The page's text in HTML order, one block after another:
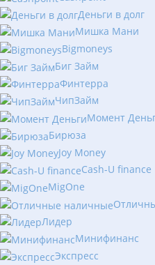
Деньги в долг
Мишка Мани
Bigmoneys
Биг Займ
Финтерра
ЧипЗайм
Момент
Бирюза
Joy Money
Cash-U finance
MigOne
Лидер
Минифинанс
Экспресс